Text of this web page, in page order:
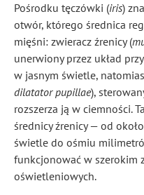
Pośrodku tęczówki (iris)
otwór, którego średnica
mięśni: zwieracz źrenicy (
unerwiony przez układ
w jasnym świetle,
dilatator pupillae),
rozszerza ją w ciemności.
średnicy źrenicy — od
świetle do ośmiu
funkcjonować w szerokim
oświetleniowych.